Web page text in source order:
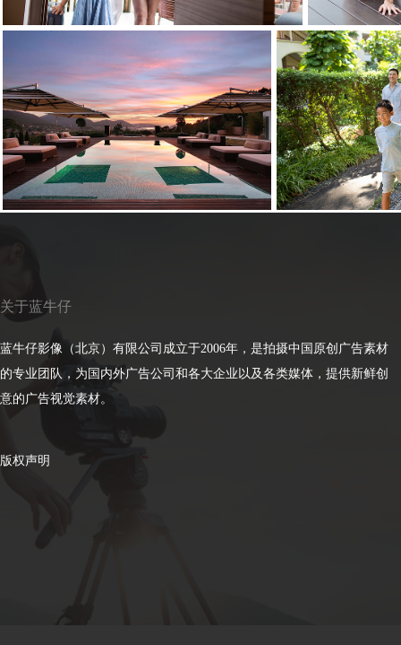
关于蓝牛仔
蓝牛仔影像（北京）有限公司成立于2006年，是拍摄中国原创广告素材
的专业团队，为国内外广告公司和各大企业以及各类媒体，提供新鲜创
意的广告视觉素材。
版权声明